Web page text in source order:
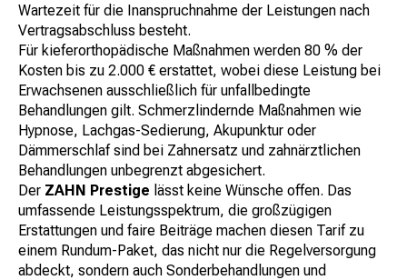
Wartezeit für die Inanspruchnahme der Leistungen nach
Vertragsabschluss besteht.
Für kieferorthopädische Maßnahmen werden 80 % der
Kosten bis zu 2.000 € erstattet, wobei diese Leistung bei
Erwachsenen ausschließlich für unfallbedingte
Behandlungen gilt. Schmerzlindernde Maßnahmen wie
Hypnose, Lachgas-Sedierung, Akupunktur oder
Dämmerschlaf sind bei Zahnersatz und zahnärztlichen
Behandlungen unbegrenzt abgesichert.
Der ZAHN Prestige lässt keine Wünsche offen. Das
umfassende Leistungsspektrum, die großzügigen
Erstattungen und faire Beiträge machen diesen Tarif zu
einem Rundum-Paket, das nicht nur die Regelversorgung
abdeckt, sondern auch Sonderbehandlungen und